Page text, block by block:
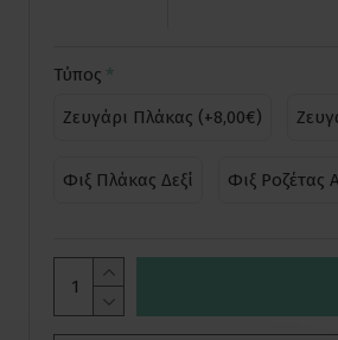
Τύπος
Ζευγάρι Πλάκας (+8,00€)
Φιξ Πλάκας Δεξί Φιξ Ροζέτας